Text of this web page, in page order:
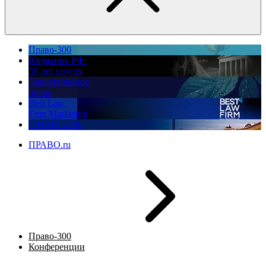
Право-300
Юррынок РФ:
35 лет спустя
Экологическое
право
Best Law
Firm Marketing
ПМЮФ 2026
ПРАВО.ru
Право-300
Конференции